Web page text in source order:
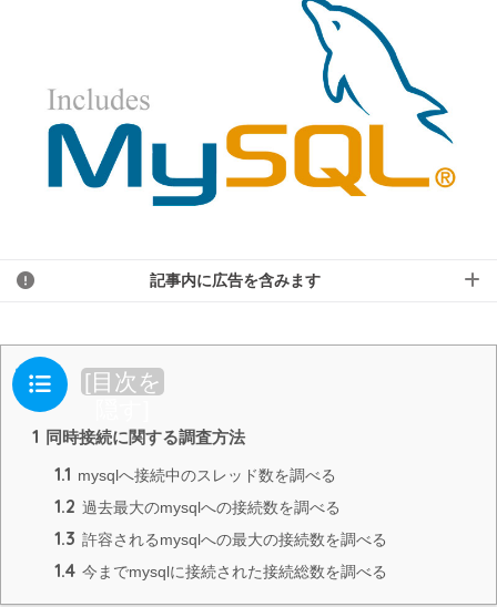
記事内に広告を含みます
目次 [目次を
1 同時接続に関する調査方法
1.1 mysqlへ接続中のスレッド数を調べる
1.2 過去最大のmysqlへの接続数を調べる
1.3 許容されるmysqlへの最大の接続数を調べる
1.4 今までmysqlに接続された接続総数を調べる